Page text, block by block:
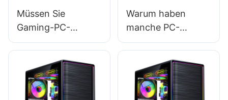
Müssen Sie
Gaming-PC-
Gehäuse vor der
großen Stil
überprüfen?
Warum haben
manche PC-
Gehäuse eine
Luftzirkulation?